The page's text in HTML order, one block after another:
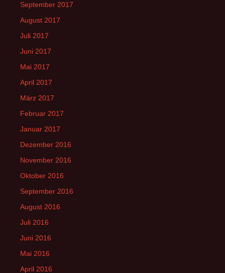
September 2017
August 2017
Juli 2017
Juni 2017
Mai 2017
April 2017
März 2017
Februar 2017
Januar 2017
Dezember 2016
November 2016
Oktober 2016
September 2016
August 2016
Juli 2016
Juni 2016
Mai 2016
April 2016